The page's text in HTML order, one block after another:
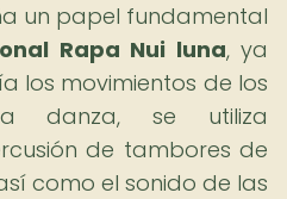
un papel fundamental
Rapa Nui luna, ya
los movimientos de los
danza, se utiliza
de tambores de
como el sonido de las